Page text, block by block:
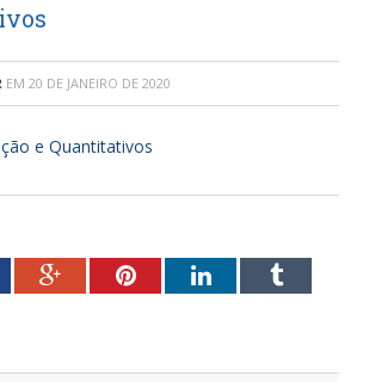
EM 20 DE JANEIRO DE 2020
e Quantitativos
Google+PinterestLinkedInTumblr